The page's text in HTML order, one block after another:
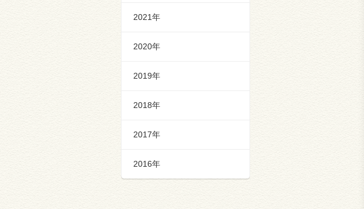
2021年
2020年
2019年
2018年
2017年
2016年